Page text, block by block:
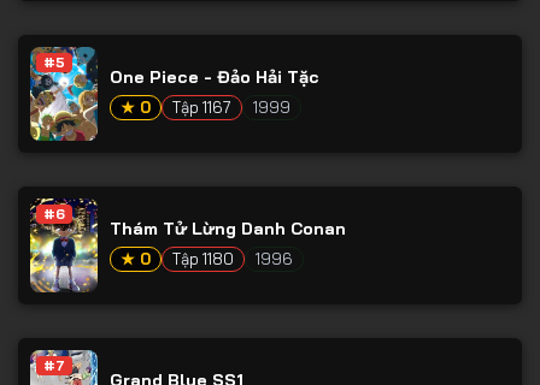
#5
One Piece - Đảo Hải Tặc
★ 0 Tập 1167 1999
#6
Thám Tử Lừng Danh Conan
★ 0 Tập 1180 1996
#7